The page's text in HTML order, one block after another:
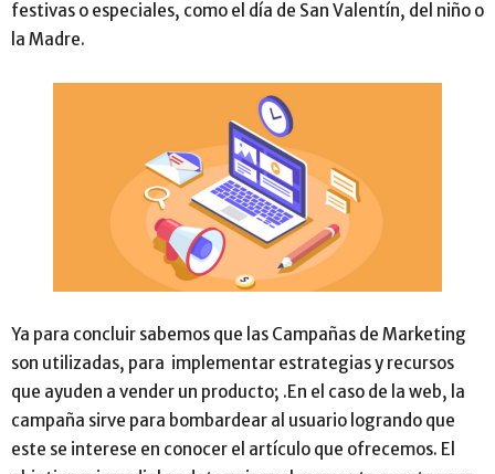
festivas o especiales, como el día de San Valentín, del niño o
la Madre.
Ya para concluir sabemos que las Campañas de Marketing
son utilizadas, para implementar estrategias y recursos
que ayuden a vender un producto; .En el caso de la web, la
campaña sirve para bombardear al usuario logrando que
este se interese en conocer el artículo que ofrecemos. El